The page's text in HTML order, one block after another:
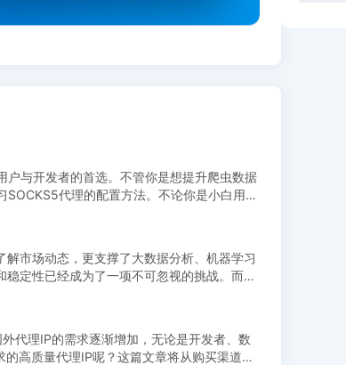
与开发者的首选。不管你是想提升爬虫数据
代理的配置方法。不论你是小白用户
市场动态，更支撑了大数据分析、机器学习
定性已经成为了一项不可忽视的挑战。而代
代理IP的需求逐渐增加，无论是开发者、数
高质量代理IP呢？这篇文章将从购买渠道、